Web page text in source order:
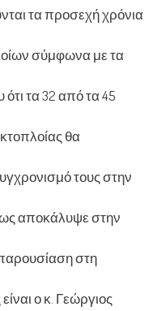
τα προσεχή χρόνια
σύμφωνα με τα
τα 32 από τα 45
θα
τους στην
αποκάλυψε στην
στη
ο κ. Γεώργιος